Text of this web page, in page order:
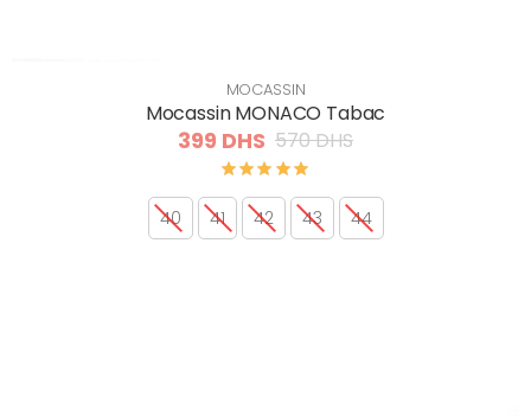
MOCASSIN
Mocassin MONACO Tabac
399 DHS 570 DHS
40 41 42 43 44